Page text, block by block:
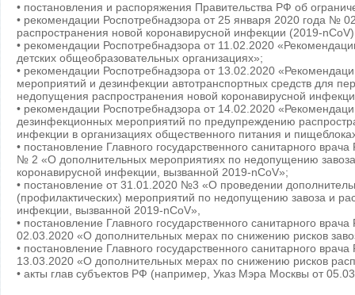
• постановления и распоряжения Правительства РФ об
• рекомендации Роспотребнадзора от 25 января 2020 года №
распространения новой коронавирусной инфекции (2019-
• рекомендации Роспотребнадзора от 11.02.2020
детских общеобразовательных организациях»;
• рекомендации Роспотребнадзора от 13.02.2020
мероприятий и дезинфекции автотранспортных средств для
недопущения распространения новой коронавирусной
• рекомендации Роспотребнадзора от 14.02.2020
дезинфекционных мероприятий по предупреждению
инфекции в организациях общественного питания и
• постановление Главного государственного санитарного
№ 2 «О дополнительных мероприятиях по недопущению
коронавирусной инфекции, вызванной 2019-nCoV»;
• постановление от 31.01.2020 №3 «О проведении
(профилактических) мероприятий по недопущению завоза и
инфекции, вызванной 2019-nCoV»,
• постановление Главного государственного санитарного
02.03.2020 «О дополнительных мерах по снижению рисков
• постановление Главного государственного санитарного
13.03.2020 «О дополнительных мерах по снижению рисков
• акты глав субъектов РФ (например, Указ Мэра Москвы от